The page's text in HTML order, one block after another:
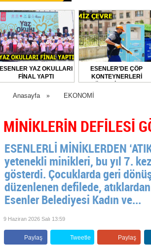
ESENLER YAZ OKULLARI
FİNAL YAPTI
ESENLER’DE ÇÖP
KONTEYNERLERİ
DÜZENLİ OLARAK
DEZENFEKTE EDİLİYOR
Anasayfa » EKONOMİ
MİNİKLERİN DEFİLESİ
ESENLERLİ MİNİKLERDEN
yetenekli minikleri, bu yıl 7.
gösterdi. Çocuklarda geri
düzenlenen defilede,
Esenler Belediyesi Kadın ve...
9 Haziran 2026 Salı 13:59
Paylaş Tweetle Paylaş